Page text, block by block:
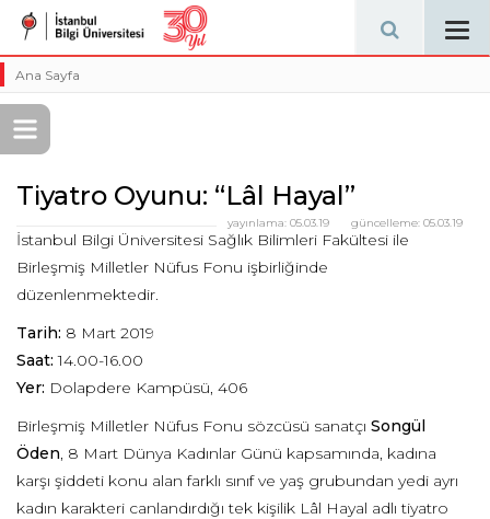
Ana Sayfa
Tiyatro Oyunu: “Lâl Hayal”
güncelleme: 05.03.19
yayınlama: 05.03.19
İstanbul Bilgi Üniversitesi Sağlık Bilimleri Fakültesi ile
Birleşmiş Milletler Nüfus Fonu işbirliğinde
düzenlenmektedir.
Tarih: 8 Mart 2019
Saat: 14.00-16.00
Yer: Dolapdere Kampüsü, 406
Birleşmiş Milletler Nüfus Fonu sözcüsü sanatçı Songül
Öden, 8 Mart Dünya Kadınlar Günü kapsamında, kadına
karşı şiddeti konu alan farklı sınıf ve yaş grubundan yedi ayrı
kadın karakteri canlandırdığı tek kişilik Lâl Hayal adlı tiyatro